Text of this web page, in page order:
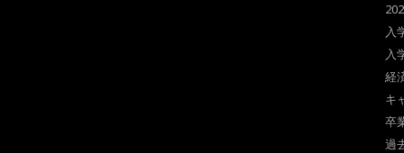
入
入
経
キ
卒
過